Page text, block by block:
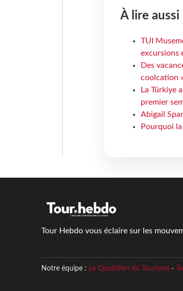
À lire aussi
TUI
excursions
Des
coolcation »
La Türkiye
premier
Abigail
Pourquoi
Tour Hebdo vous éclaire sur les
Notre équipe : Le Quotidien du Tourisme·